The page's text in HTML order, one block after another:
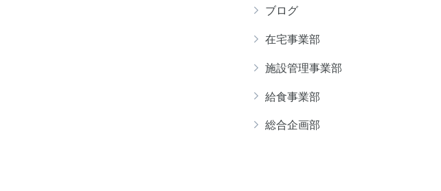
ブログ
在宅事業部
施設管理事業部
給食事業部
総合企画部